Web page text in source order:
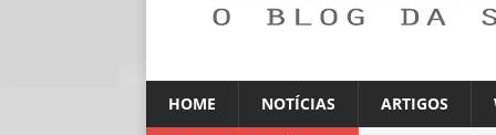
HOME NOTÍCIAS ARTIGOS